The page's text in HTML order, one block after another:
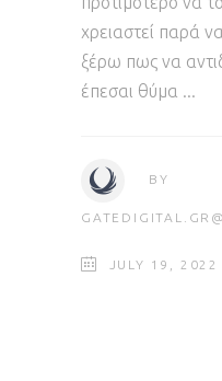
χρειαστεί παρά
ξέρω πως να
έπεσαι θύμα
BY
JULY 19, 2022